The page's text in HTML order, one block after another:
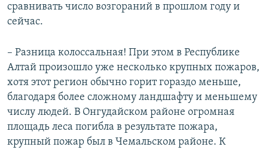
сравнивать число возгораний в прошлом году и
сейчас.
– Разница колоссальная! При этом в Республике
Алтай произошло уже несколько крупных пожаров,
хотя этот регион обычно горит гораздо меньше,
благодаря более сложному ландшафту и меньшему
числу людей. В Онгудайском районе огромная
площадь леса погибла в результате пожара,
крупный пожар был в Чемальском районе. К